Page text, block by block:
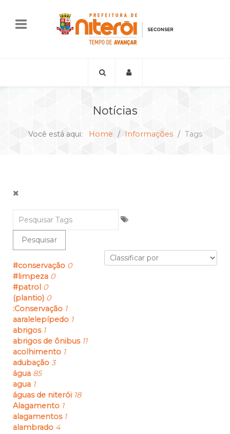
Notícias
Você está aqui: Home Informações Tags
Pesquisar
#conservação 0
#limpeza 0
#patrol 0
(plantio) 0
:Conservação 1
aaralelepípedo 1
abrigos 1
abrigos de ônibus 11
acolhimento 1
adubação 3
água 85
agua 1
águas de niterói 18
Alagamento 1
alagamentos 1
alambrado 4